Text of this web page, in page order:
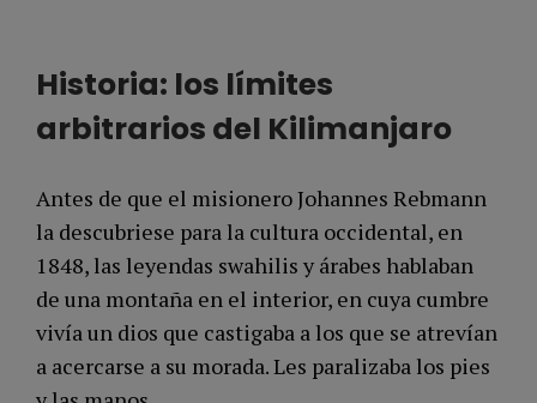
Historia: los límites
arbitrarios del Kilimanjaro
Antes de que el misionero Johannes Rebmann
la descubriese para la cultura occidental, en
1848, las leyendas swahilis y árabes hablaban
de una montaña en el interior, en cuya cumbre
vivía un dios que castigaba a los que se atrevían
a acercarse a su morada. Les paralizaba los pies